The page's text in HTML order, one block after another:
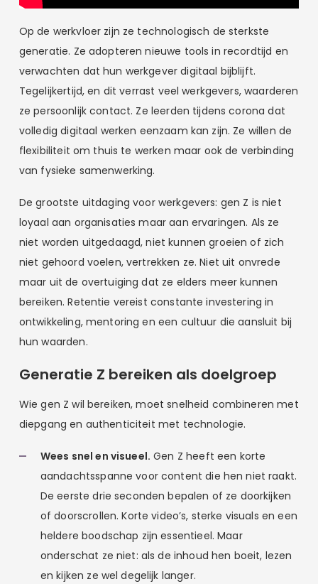
Op de werkvloer zijn ze technologisch de sterkste
generatie. Ze adopteren nieuwe tools in recordtijd en
verwachten dat hun werkgever digitaal bijblijft.
Tegelijkertijd, en dit verrast veel werkgevers, waarderen
ze persoonlijk contact. Ze leerden tijdens corona dat
volledig digitaal werken eenzaam kan zijn. Ze willen de
flexibiliteit om thuis te werken maar ook de verbinding
van fysieke samenwerking.
De grootste uitdaging voor werkgevers: gen Z is niet
loyaal aan organisaties maar aan ervaringen. Als ze
niet worden uitgedaagd, niet kunnen groeien of zich
niet gehoord voelen, vertrekken ze. Niet uit onvrede
maar uit de overtuiging dat ze elders meer kunnen
bereiken. Retentie vereist constante investering in
ontwikkeling, mentoring en een cultuur die aansluit bij
hun waarden.
Generatie Z bereiken als doelgroep
Wie gen Z wil bereiken, moet snelheid combineren met
diepgang en authenticiteit met technologie.
Wees snel en visueel. Gen Z heeft een korte
aandachtsspanne voor content die hen niet raakt.
De eerste drie seconden bepalen of ze doorkijken
of doorscrollen. Korte video’s, sterke visuals en een
heldere boodschap zijn essentieel. Maar
onderschat ze niet: als de inhoud hen boeit, lezen
en kijken ze wel degelijk langer.